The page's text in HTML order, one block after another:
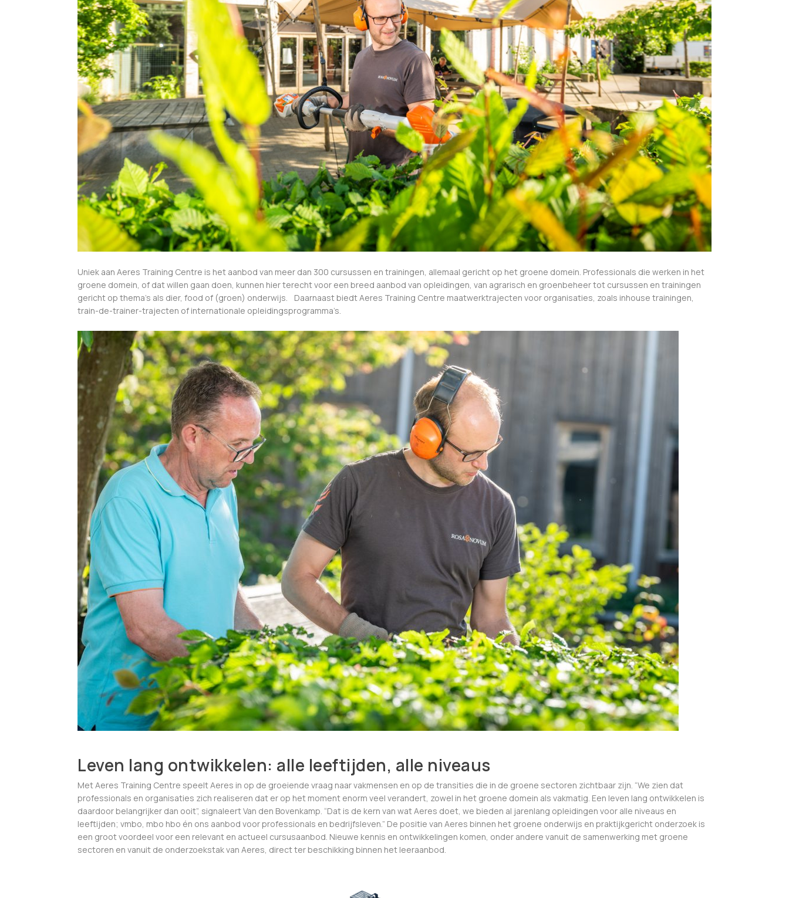
Uniek aan Aeres Training Centre is het aanbod van meer dan 300 cursussen en trainingen, allemaal gericht op het groene domein. Professionals die werken in het
groene domein, of dat willen gaan doen, kunnen hier terecht voor een breed aanbod van opleidingen, van agrarisch en groenbeheer tot cursussen en trainingen
gericht op thema’s als dier, food of (groen) onderwijs. Daarnaast biedt Aeres Training Centre maatwerktrajecten voor organisaties, zoals inhouse trainingen,
train-de-trainer-trajecten of internationale opleidingsprogramma’s.
Leven lang ontwikkelen: alle leeftijden, alle niveaus
Met Aeres Training Centre speelt Aeres in op de groeiende vraag naar vakmensen en op de transities die in de groene sectoren zichtbaar zijn. “We zien dat
professionals en organisaties zich realiseren dat er op het moment enorm veel verandert, zowel in het groene domein als vakmatig. Een leven lang ontwikkelen is
daardoor belangrijker dan ooit”, signaleert Van den Bovenkamp. “Dat is de kern van wat Aeres doet, we bieden al jarenlang opleidingen voor alle niveaus en
leeftijden; vmbo, mbo hbo én ons aanbod voor professionals en bedrijfsleven.” De positie van Aeres binnen het groene onderwijs en praktijkgericht onderzoek is
een groot voordeel voor een relevant en actueel cursusaanbod. Nieuwe kennis en ontwikkelingen komen, onder andere vanuit de samenwerking met groene
sectoren en vanuit de onderzoekstak van Aeres, direct ter beschikking binnen het leeraanbod.